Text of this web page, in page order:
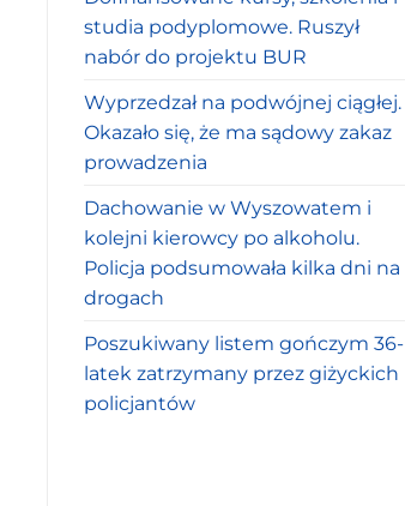
studia podyplomowe. Ruszył
nabór do projektu BUR
Wyprzedzał na podwójnej ciągłej.
Okazało się, że ma sądowy zakaz
prowadzenia
Dachowanie w Wyszowatem i
kolejni kierowcy po alkoholu.
Policja podsumowała kilka dni na
drogach
Poszukiwany listem gończym 36-
latek zatrzymany przez giżyckich
policjantów